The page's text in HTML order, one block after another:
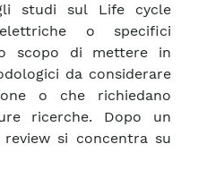
studi sul Life cycle
o specifici
scopo di mettere in
da considerare
o che richiedano
ricerche. Dopo un
si concentra su